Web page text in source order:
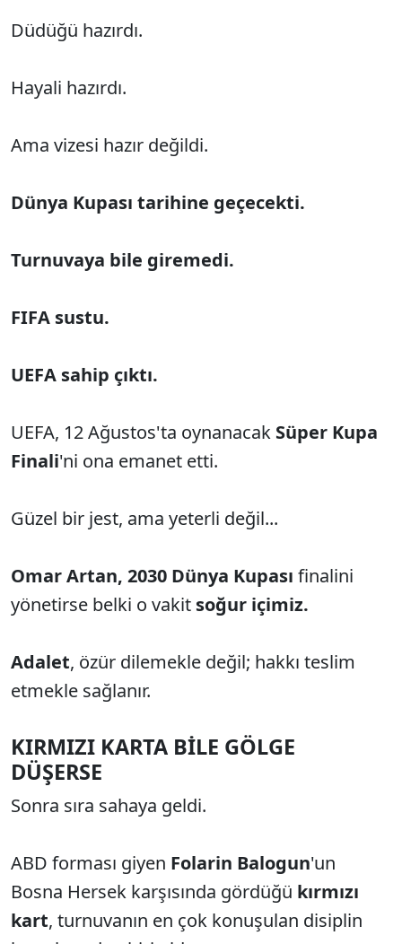
Düdüğü hazırdı.
Hayali hazırdı.
Ama vizesi hazır değildi.
Dünya Kupası tarihine geçecekti.
Turnuvaya bile giremedi.
FIFA sustu.
UEFA sahip çıktı.
UEFA, 12 Ağustos'ta oynanacak Süper Kupa
Finali'ni ona emanet etti.
Güzel bir jest, ama yeterli değil...
Omar Artan, 2030 Dünya Kupası finalini
yönetirse belki o vakit soğur içimiz.
Adalet, özür dilemekle değil; hakkı teslim
etmekle sağlanır.
KIRMIZI KARTA BİLE GÖLGE
DÜŞERSE
Sonra sıra sahaya geldi.
ABD forması giyen Folarin Balogun'un
Bosna Hersek karşısında gördüğü kırmızı
kart, turnuvanın en çok konuşulan disiplin